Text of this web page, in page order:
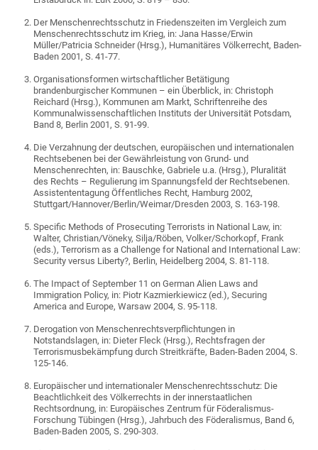
Der Menschenrechtsschutz in Friedenszeiten im Vergleich zum
Menschenrechtsschutz im Krieg, in: Jana Hasse/Erwin
Müller/Patricia Schneider (Hrsg.), Humanitäres Völkerrecht, Baden-
Baden 2001, S. 41-77.
Organisationsformen wirtschaftlicher Betätigung
brandenburgischer Kommunen – ein Überblick, in: Christoph
Reichard (Hrsg.), Kommunen am Markt, Schriftenreihe des
Kommunalwissenschaftlichen Instituts der Universität Potsdam,
Band 8, Berlin 2001, S. 91-99.
Die Verzahnung der deutschen, europäischen und internationalen
Rechtsebenen bei der Gewährleistung von Grund- und
Menschenrechten, in: Bauschke, Gabriele u.a. (Hrsg.), Pluralität
des Rechts – Regulierung im Spannungsfeld der Rechtsebenen.
Assistententagung Öffentliches Recht, Hamburg 2002,
Stuttgart/Hannover/Berlin/Weimar/Dresden 2003, S. 163-198.
Specific Methods of Prosecuting Terrorists in National Law, in:
Walter, Christian/Vöneky, Silja/Röben, Volker/Schorkopf, Frank
(eds.), Terrorism as a Challenge for National and International Law:
Security versus Liberty?, Berlin, Heidelberg 2004, S. 81-118.
The Impact of September 11 on German Alien Laws and
Immigration Policy, in: Piotr Kazmierkiewicz (ed.), Securing
America and Europe, Warsaw 2004, S. 95-118.
Derogation von Menschenrechtsverpflichtungen in
Notstandslagen, in: Dieter Fleck (Hrsg.), Rechtsfragen der
Terrorismusbekämpfung durch Streitkräfte, Baden-Baden 2004, S.
125-146.
Europäischer und internationaler Menschenrechtsschutz: Die
Beachtlichkeit des Völkerrechts in der innerstaatlichen
Rechtsordnung, in: Europäisches Zentrum für Föderalismus-
Forschung Tübingen (Hrsg.), Jahrbuch des Föderalismus, Band 6,
Baden-Baden 2005, S. 290-303.